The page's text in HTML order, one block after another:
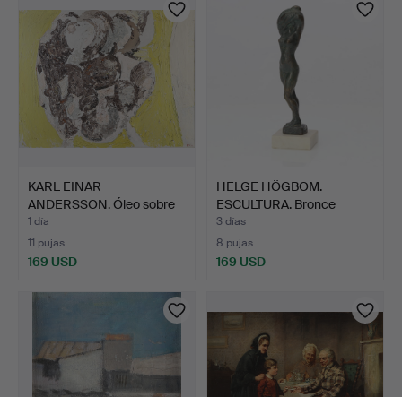
KARL EINAR
ANDERSSON. Óleo sobre
lienzo. "…
1 día
11 pujas
169 USD
HELGE HÖGBOM.
ESCULTURA. Bronce
patinado s…
3 días
8 pujas
169 USD